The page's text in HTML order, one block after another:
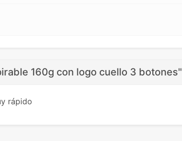
160g con logo cuello 3 botones"
rápido